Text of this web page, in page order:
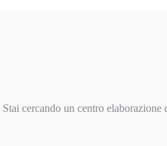
Stai cercando un centro